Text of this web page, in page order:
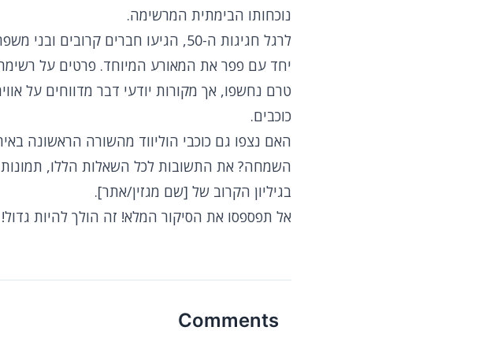
נוכחותו הבימתית המרשימה.
לרגל חגיגות ה-50, הגיעו חברים
יחד עם פפר את המאורע המיוחד. פרטים על
טרם נחשפו, אך מקורות יודעי דבר מדווחים על
כוכבים.
האם נצפו גם כוכבי הוליווד מהשורה הראשונה
השמחה? את התשובות לכל השאלות הללו, תמונות
בגיליון הקרוב של [שם מגזין/אתר].
אל תפספסו את הסיקור המלא! זה הולך להיות גדול!
Comments